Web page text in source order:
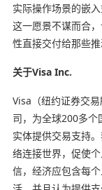
实际操作场景的嵌
这一愿景不谋而合
性直接交付给那些
关于Visa Inc.
Visa（纽约证券交
司，为全球200多
实体提供交易支持
络连接世界，促使
信，经济应包含每